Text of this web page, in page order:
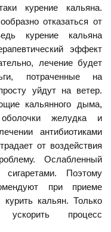
курение кальяна.
отказаться от
курение кальяна
эффект
лечение будет
потраченные на
уйдут на ветер.
кальянного дыма,
желудка и
антибиотиками
от воздействия
Ослабленный
Поэтому
при приеме
курить кальян. Только
процесс